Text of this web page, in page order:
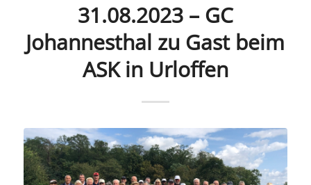
31.08.2023 – GC
Johannesthal zu Gast beim
ASK in Urloffen